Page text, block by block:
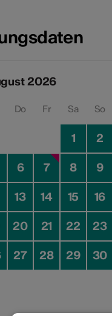
2026
Do Fr Sa So
1 2
6 7 8 9
13 14 15 16
20 21 22 23
27 28 29 30